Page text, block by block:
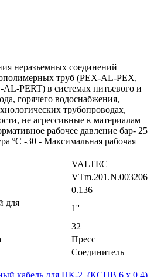
неразъемных соединений
труб (PEX-AL-PEX,
PERT) в системах питьевого и
горячего водоснабжения,
трубопроводах,
не агрессивные к материалам
рабочее давление бар- 25
ºС -30 - Максимальная рабочая
VALTEC
VTm.201.N.003206
0.136
для
1''
32
Пресс
Соединитель